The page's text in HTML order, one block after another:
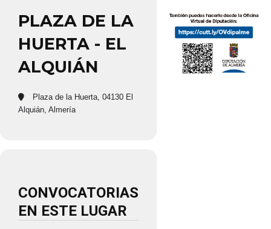
PLAZA DE LA
HUERTA - EL
ALQUIÁN
Plaza de la Huerta, 04130 El
Alquián, Almería
CONVOCATORIAS
EN ESTE LUGAR